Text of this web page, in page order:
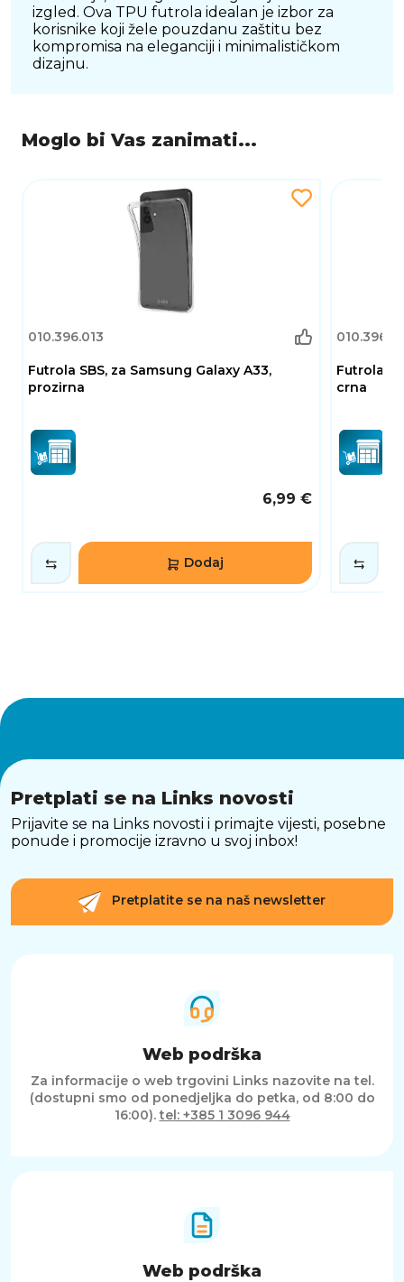
izgled. Ova TPU futrola idealan je izbor za
korisnike koji žele pouzdanu zaštitu bez
kompromisa na eleganciji i minimalističkom
dizajnu.
Moglo bi Vas zanimati...
010.396.013
Futrola SBS, za Samsung Galaxy A33,
prozirna
6,99 €
Dodaj
Futrola
crna
Pretplati se na Links novosti
Prijavite se na Links novosti i primajte vijesti, posebne
ponude i promocije izravno u svoj inbox!
Pretplatite se na naš newsletter
Web podrška
Za informacije o web trgovini Links nazovite na tel.
(dostupni smo od ponedjeljka do petka, od 8:00 do
16:00).tel: +385 1 3096 944
Web podrška